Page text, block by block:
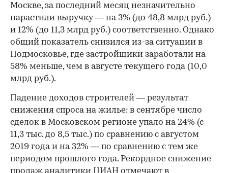
Москве, за последний месяц незначительно
нарастили выручку — на 3% (до 48,8 млрд руб.)
и 12% (до 11,3 млрд руб.) соответственно. Однако
общий показатель снизился из-за ситуации в
Подмосковье, где застройщики заработали на
58% меньше, чем в августе текущего года (10,0
млрд руб.).
Падение доходов строителей — результат
снижения спроса на жилье: в сентябре число
сделок в Московском регионе упало на 24% (с
11,3 тыс. до 8,5 тыс.) по сравнению с августом
2019 года и на 32% — по сравнению с тем же
периодом прошлого года. Рекордное снижение
продаж аналитики ЦИАН отмечают в